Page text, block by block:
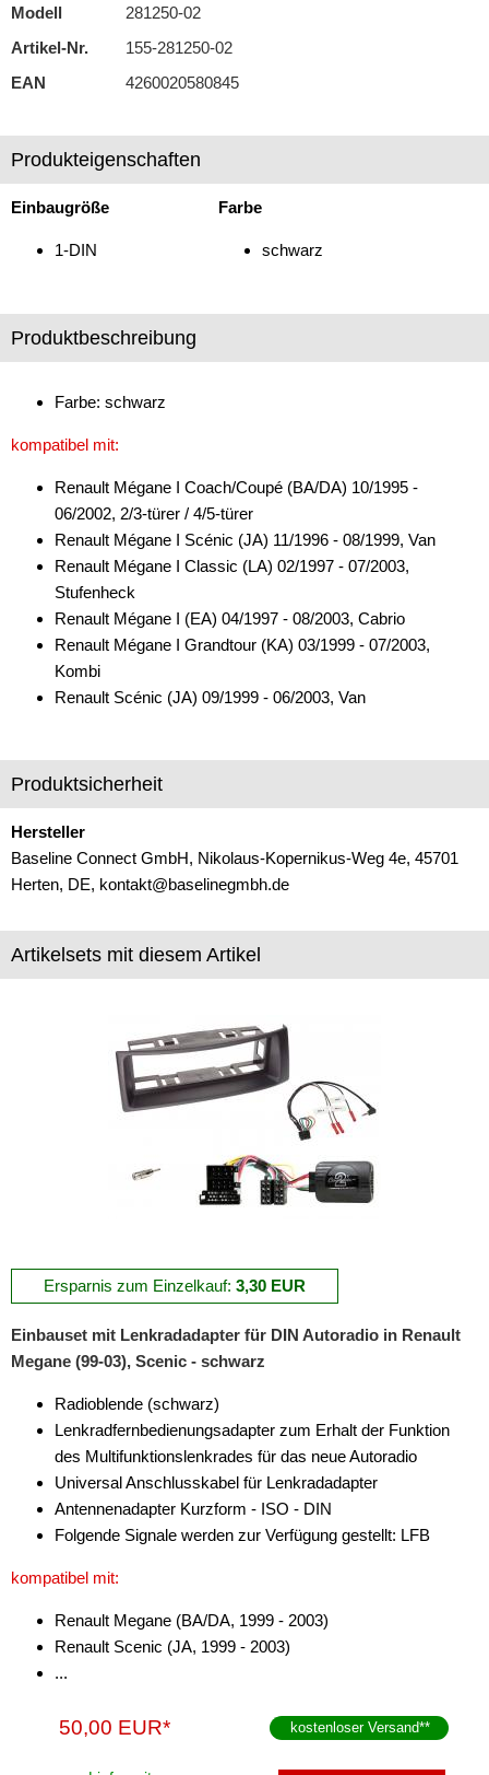
DAB+
Entstörmaterial
Ersatzteile
Fahrzeughalter
Freischaltmodule
iPod
Lautsprecheradapter
Lautsprechereinbauset
Lenkradadapter
Multimediainterface
Radioadapter
für Alfa Romeo
für Chevrolet
für Chrysler
für Dacia
für Daewoo
für Daihatsu
für Fiat
für GMC
Modell
281250-02
Artikel-Nr.
155-281250-02
EAN
4260020580845
Produkteigenschaften
Einbaugröße
1-DIN
Farbe
schwarz
Produktbeschreibung
Farbe: schwarz
kompatibel mit:
Renault Mégane I Coach/Coupé (BA/DA) 10/1995 -
06/2002, 2/3-türer / 4/5-türer
Renault Mégane I Scénic (JA) 11/1996 - 08/1999, Van
Renault Mégane I Classic (LA) 02/1997 - 07/2003,
Stufenheck
Renault Mégane I (EA) 04/1997 - 08/2003, Cabrio
Renault Mégane I Grandtour (KA) 03/1999 - 07/2003,
Kombi
Renault Scénic (JA) 09/1999 - 06/2003, Van
Produktsicherheit
Hersteller
Baseline Connect GmbH, Nikolaus-Kopernikus-Weg 4e, 45701
Herten, DE, kontakt@baselinegmbh.de
Artikelsets mit diesem Artikel
Ersparnis zum Einzelkauf: 3,30 EUR
Einbauset mit Lenkradadapter für DIN Autoradio in Renault
Megane (99-03), Scenic - schwarz
Radioblende (schwarz)
Lenkradfernbedienungsadapter zum Erhalt der Funktion
des Multifunktionslenkrades für das neue Autoradio
Universal Anschlusskabel für Lenkradadapter
Antennenadapter Kurzform - ISO - DIN
Folgende Signale werden zur Verfügung gestellt: LFB
kompatibel mit:
Renault Megane (BA/DA, 1999 - 2003)
Renault Scenic (JA, 1999 - 2003)
...
50,00 EUR* kostenloser Versand**